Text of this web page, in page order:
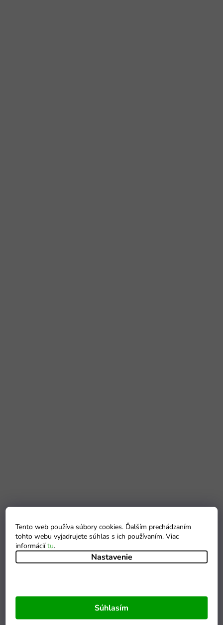
Tento web používa súbory cookies. Ďalším prechádzaním
tohto webu vyjadrujete súhlas s ich používaním. Viac
informáciítu.
Nastavenie
Súhlasím